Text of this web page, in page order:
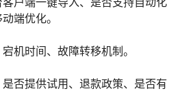
端优化。
机时间、故障转移机制。
否提供试用、退款政策、是否有